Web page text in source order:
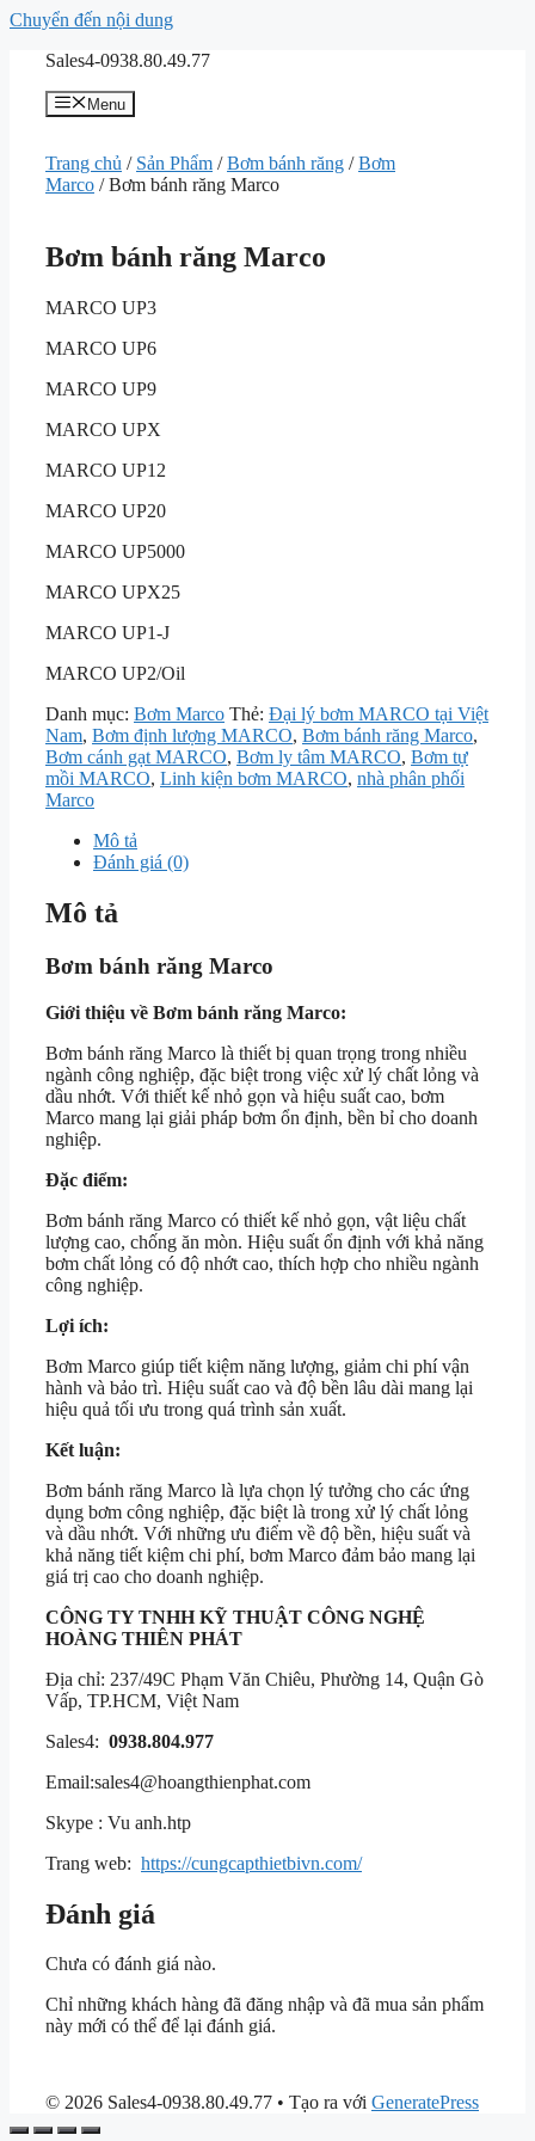
Chuyển đến nội dung
Sales4-0938.80.49.77
Menu
Trang chủ / Sản Phẩm /Bơm bánh răng /Bơm
Marco / Bơm bánh răng Marco
Bơm bánh răng Marco
MARCO UP3
MARCO UP6
MARCO UP9
MARCO UPX
MARCO UP12
MARCO UP20
MARCO UP5000
MARCO UPX25
MARCO UP1-J
MARCO UP2/Oil
Danh mục: Bơm Marco Thẻ: Đại lý bơm MARCO tại Việt
Nam, Bơm định lượng MARCO, Bơm bánh răng Marco,
Bơm cánh gạt MARCO, Bơm ly tâm MARCO, Bơm tự
mồi MARCO, Linh kiện bơm MARCO, nhà phân phối
Marco
Mô tả
Đánh giá (0)
Mô tả
Bơm bánh răng Marco
Giới thiệu về Bơm bánh răng Marco:
Bơm bánh răng Marco là thiết bị quan trọng trong nhiều
ngành công nghiệp, đặc biệt trong việc xử lý chất lỏng và
dầu nhớt. Với thiết kế nhỏ gọn và hiệu suất cao, bơm
Marco mang lại giải pháp bơm ổn định, bền bỉ cho doanh
nghiệp.
Đặc điểm:
Bơm bánh răng Marco có thiết kế nhỏ gọn, vật liệu chất
lượng cao, chống ăn mòn. Hiệu suất ổn định với khả năng
bơm chất lỏng có độ nhớt cao, thích hợp cho nhiều ngành
công nghiệp.
Lợi ích:
Bơm Marco giúp tiết kiệm năng lượng, giảm chi phí vận
hành và bảo trì. Hiệu suất cao và độ bền lâu dài mang lại
hiệu quả tối ưu trong quá trình sản xuất.
Kết luận:
Bơm bánh răng Marco là lựa chọn lý tưởng cho các ứng
dụng bơm công nghiệp, đặc biệt là trong xử lý chất lỏng
và dầu nhớt. Với những ưu điểm về độ bền, hiệu suất và
khả năng tiết kiệm chi phí, bơm Marco đảm bảo mang lại
giá trị cao cho doanh nghiệp.
CÔNG TY TNHH KỸ THUẬT CÔNG NGHỆ
HOÀNG THIÊN PHÁT
Địa chỉ: 237/49C Phạm Văn Chiêu, Phường 14, Quận Gò
Vấp, TP.HCM, Việt Nam
Sales4: 0938.804.977
Email:sales4@hoangthienphat.com
Skype : Vu anh.htp
Trang web: https://cungcapthietbivn.com/
Đánh giá
Chưa có đánh giá nào.
Chỉ những khách hàng đã đăng nhập và đã mua sản phẩm
này mới có thể để lại đánh giá.
© 2026 Sales4-0938.80.49.77 • Tạo ra với GeneratePress